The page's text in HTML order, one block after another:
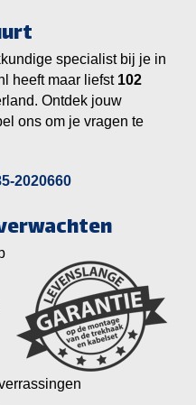
specialist bij je in
heeft maar liefst
Ontdek jouw
ons om je vragen te
2020660